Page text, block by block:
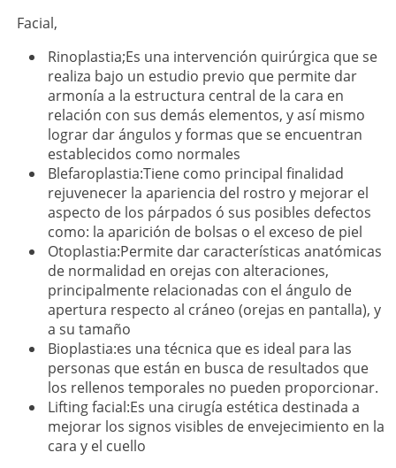
Facial,
Rinoplastia;Es una intervención quirúrgica que se
realiza bajo un estudio previo que permite dar
armonía a la estructura central de la cara en
relación con sus demás elementos, y así mismo
lograr dar ángulos y formas que se encuentran
establecidos como normales
Blefaroplastia:Tiene como principal finalidad
rejuvenecer la apariencia del rostro y mejorar el
aspecto de los párpados ó sus posibles defectos
como: la aparición de bolsas o el exceso de piel
Otoplastia:Permite dar características anatómicas
de normalidad en orejas con alteraciones,
principalmente relacionadas con el ángulo de
apertura respecto al cráneo (orejas en pantalla), y
a su tamaño
Bioplastia:es una técnica que es ideal para las
personas que están en busca de resultados que
los rellenos temporales no pueden proporcionar.
Lifting facial:Es una cirugía estética destinada a
mejorar los signos visibles de envejecimiento en la
cara y el cuello